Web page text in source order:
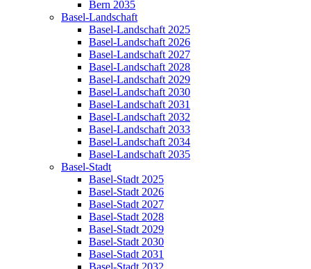
Bern 2035
Basel-Landschaft
Basel-Landschaft 2025
Basel-Landschaft 2026
Basel-Landschaft 2027
Basel-Landschaft 2028
Basel-Landschaft 2029
Basel-Landschaft 2030
Basel-Landschaft 2031
Basel-Landschaft 2032
Basel-Landschaft 2033
Basel-Landschaft 2034
Basel-Landschaft 2035
Basel-Stadt
Basel-Stadt 2025
Basel-Stadt 2026
Basel-Stadt 2027
Basel-Stadt 2028
Basel-Stadt 2029
Basel-Stadt 2030
Basel-Stadt 2031